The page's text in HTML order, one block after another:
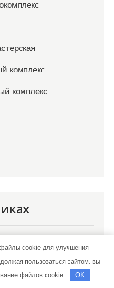
комплекс
комплекс
файлы cookie для улучшения
пользоваться сайтом, вы
файлов cookie.
OK